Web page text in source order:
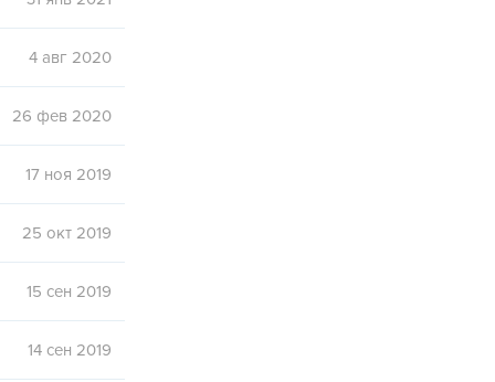
4 авг 2020
26 фев 2020
17 ноя 2019
25 окт 2019
15 сен 2019
14 сен 2019